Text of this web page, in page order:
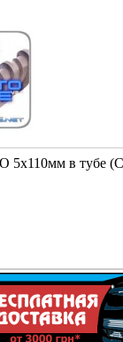
5x110мм в тубе